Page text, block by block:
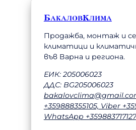
БакаловКлима
Продажба, монтаж и
климатици и
във Варна и региона.
ЕИК: 205006023
ДДС: BG205006023
+359888355105, Viber
WhatsApp +359883717127